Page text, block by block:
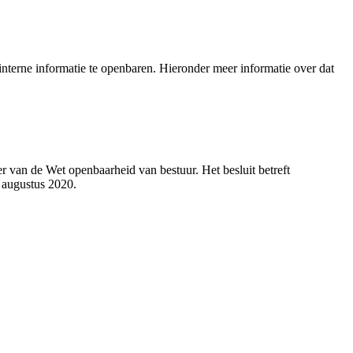
informatie te openbaren. Hieronder meer informatie over dat
de Wet openbaarheid van bestuur. Het besluit betreft
2020.